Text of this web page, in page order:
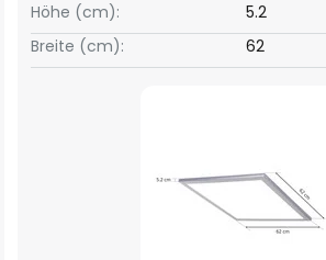
Breite (cm): 62
Höhe (cm): 5.2